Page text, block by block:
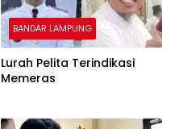
BANDAR LAMPUNG
Lurah Pelita Terindikasi
Memeras